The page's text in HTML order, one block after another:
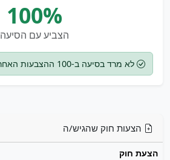
100%
הצביע עם הסיעה
לא מרד בסיעה ב-100 ההצבעות האחרונות
הצעות חוק שהגיש/ה
הצעת חוק